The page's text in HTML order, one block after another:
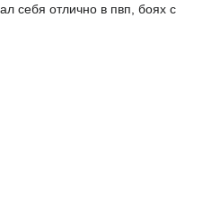
себя отлично в пвп, боях с